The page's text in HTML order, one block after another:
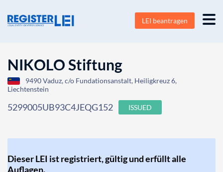
LEI beantragen
NIKOLO Stiftung
9490 Vaduz, c/o Fundationsanstalt, Heiligkreuz 6,
Liechtenstein
5299005UB93C4JEQG152 ISSUED
Dieser LEI ist registriert, gültig und erfüllt alle
Auflagen.